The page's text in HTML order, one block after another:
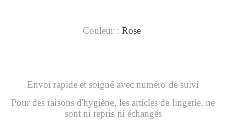
Couleur : Rose
Envoi rapide et soigné avec numéro de suivi
Pour des raisons d'hygiène, les articles de lingerie, ne
sont ni repris ni échangés